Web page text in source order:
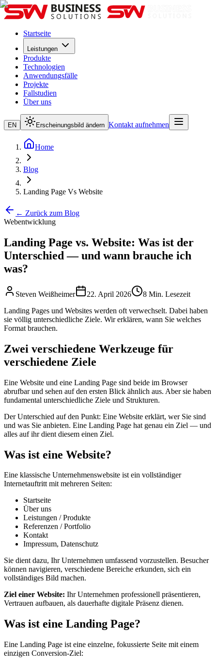
Startseite
Leistungen
Produkte
Technologien
Anwendungsfälle
Projekte
Fallstudien
Über uns
EN Erscheinungsbild ändern Kontakt aufnehmen
Home
Blog
Landing Page Vs Website
← Zurück zum Blog
Webentwicklung
Landing Page vs. Website: Was ist der
Unterschied — und wann brauche ich
was?
Steven Weißheimer 22. April 2026
8 Min. Lesezeit
Landing Pages und Websites werden oft verwechselt. Dabei haben
sie völlig unterschiedliche Ziele. Wir erklären, wann Sie welches
Format brauchen.
Zwei verschiedene Werkzeuge für
verschiedene Ziele
Eine Website und eine Landing Page sind beide im Browser
abrufbar und sehen auf den ersten Blick ähnlich aus. Aber sie haben
fundamental unterschiedliche Ziele und Strukturen.
Der Unterschied auf den Punkt: Eine Website erklärt, wer Sie sind
und was Sie anbieten. Eine Landing Page hat genau ein Ziel — und
alles auf ihr dient diesem einen Ziel.
Was ist eine Website?
Eine klassische Unternehmenswebsite ist ein vollständiger
Internetauftritt mit mehreren Seiten:
Startseite
Über uns
Leistungen / Produkte
Referenzen / Portfolio
Kontakt
Impressum, Datenschutz
Sie dient dazu, Ihr Unternehmen umfassend vorzustellen. Besucher
können navigieren, verschiedene Bereiche erkunden, sich ein
vollständiges Bild machen.
Ziel einer Website: Ihr Unternehmen professionell präsentieren,
Vertrauen aufbauen, als dauerhafte digitale Präsenz dienen.
Was ist eine Landing Page?
Eine Landing Page ist eine einzelne, fokussierte Seite mit einem
einzigen Conversion-Ziel: